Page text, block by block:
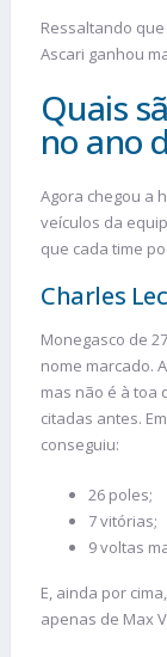
Ressaltando
Ascari ganhou
Quais
no ano
Agora chegou a
veículos da
que cada time
Charles
Monegasco de
nome marcado.
mas não é à toa
citadas antes.
conseguiu:
26 poles;
7 vitórias;
9 voltas
E, ainda por
apenas de Max